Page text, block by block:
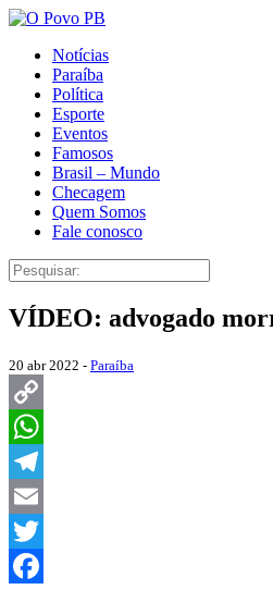
Notícias
Paraíba
Política
Esporte
Eventos
Famosos
Brasil – Mundo
Checagem
Quem Somos
Fale conosco
VÍDEO: advogado
20 abr 2022 - Paraíba
Copy
Link
WhatsApp
Telegram
Email
Twitter